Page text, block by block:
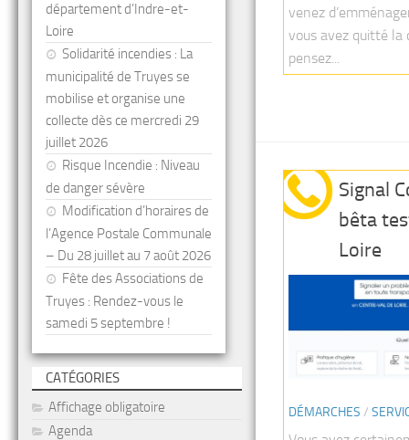
venez
vous avez quitté la
pensez...
Signal
bêta
Loire
DÉMARCHES /
département d’Indre-et-
Loire
Solidarité incendies : La
municipalité de Truyes se
mobilise et organise une
collecte dès ce mercredi 29
juillet 2026
Risque Incendie : Niveau
de danger sévère
Modification d’horaires de
l’Agence Postale Communale
– Du 28 juillet au 7 août 2026
Fête des Associations de
Truyes : Rendez-vous le
samedi 5 septembre !
CATÉGORIES
Affichage obligatoire
Agenda